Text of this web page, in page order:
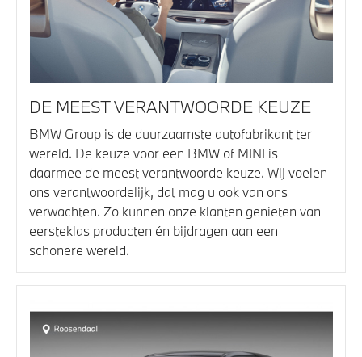
DE MEEST VERANTWOORDE KEUZE
BMW Group is de duurzaamste autofabrikant ter
wereld. De keuze voor een BMW of MINI is
daarmee de meest verantwoorde keuze. Wij voelen
ons verantwoordelijk, dat mag u ook van ons
verwachten. Zo kunnen onze klanten genieten van
eersteklas producten én bijdragen aan een
schonere wereld.